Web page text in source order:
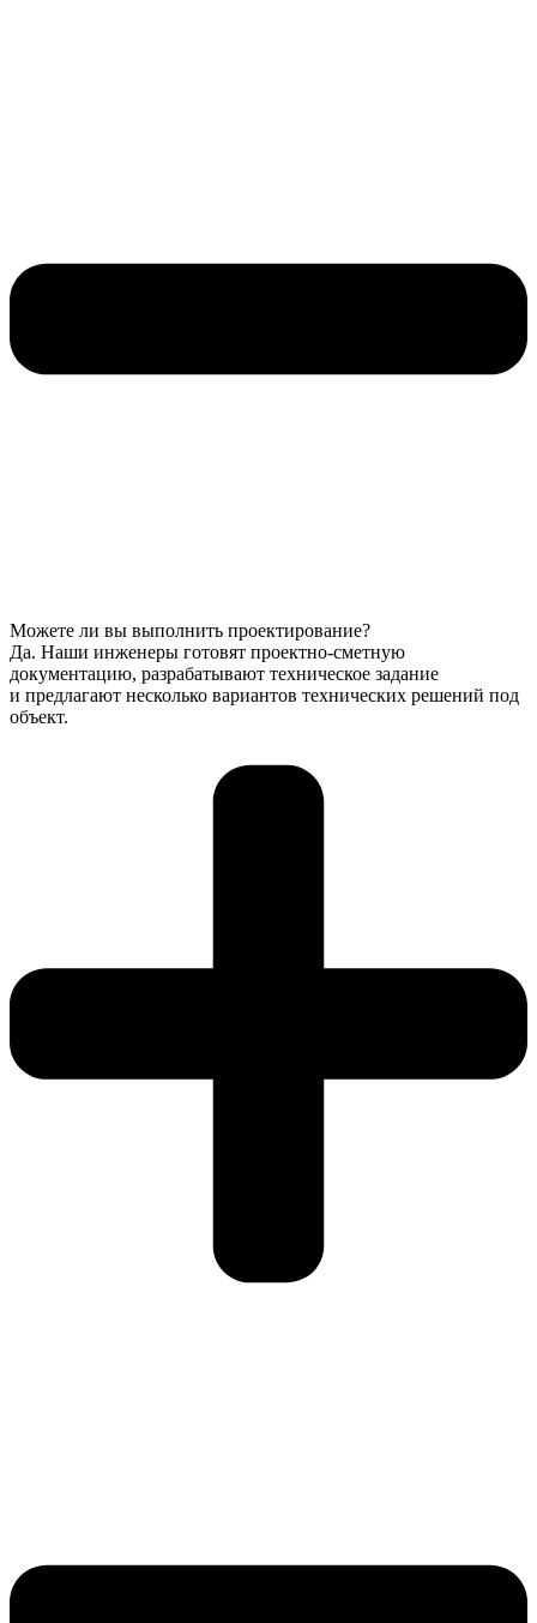
Можете ли вы выполнить проектирование?
Да. Наши инженеры готовят проектно-сметную
документацию, разрабатывают техническое задание
и предлагают несколько вариантов технических решений под
объект.